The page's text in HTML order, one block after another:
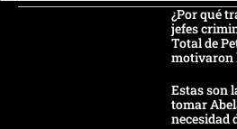
¿Por qué
jefes
Total de
motivaron
Estas son
tomar
necesidad